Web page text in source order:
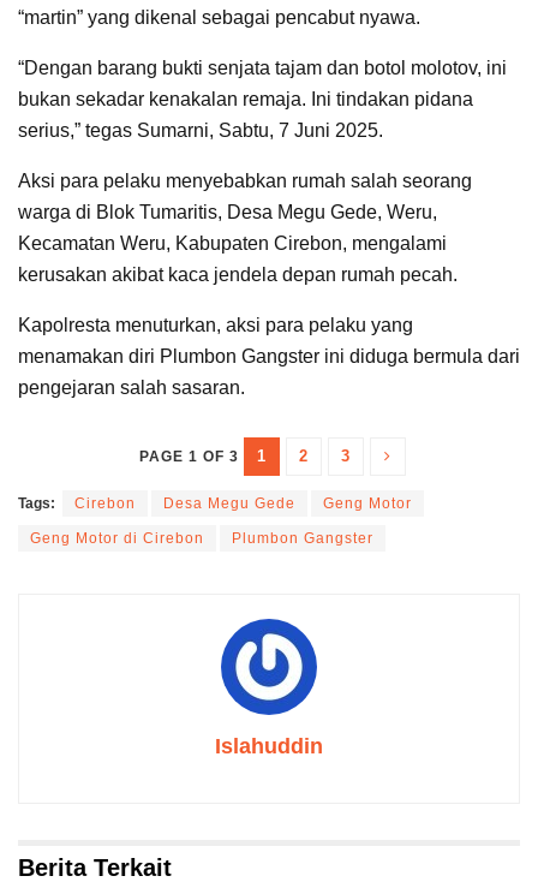
“martin” yang dikenal sebagai pencabut nyawa.
“Dengan barang bukti senjata tajam dan botol molotov, ini
bukan sekadar kenakalan remaja. Ini tindakan pidana
serius,” tegas Sumarni, Sabtu, 7 Juni 2025.
Aksi para pelaku menyebabkan rumah salah seorang
warga di Blok Tumaritis, Desa Megu Gede, Weru,
Kecamatan Weru, Kabupaten Cirebon, mengalami
kerusakan akibat kaca jendela depan rumah pecah.
Kapolresta menuturkan, aksi para pelaku yang
menamakan diri Plumbon Gangster ini diduga bermula dari
pengejaran salah sasaran.
PAGE 1 OF 3 1 2 3
Tags: Cirebon Desa Megu Gede Geng Motor
Geng Motor di Cirebon Plumbon Gangster
Islahuddin
Berita Terkait